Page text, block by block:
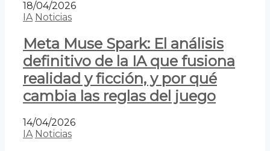
18/04/2026
IA Noticias
Meta Muse Spark: El análisis
definitivo de la IA que fusiona
realidad y ficción, y por qué
cambia las reglas del juego
14/04/2026
IA Noticias